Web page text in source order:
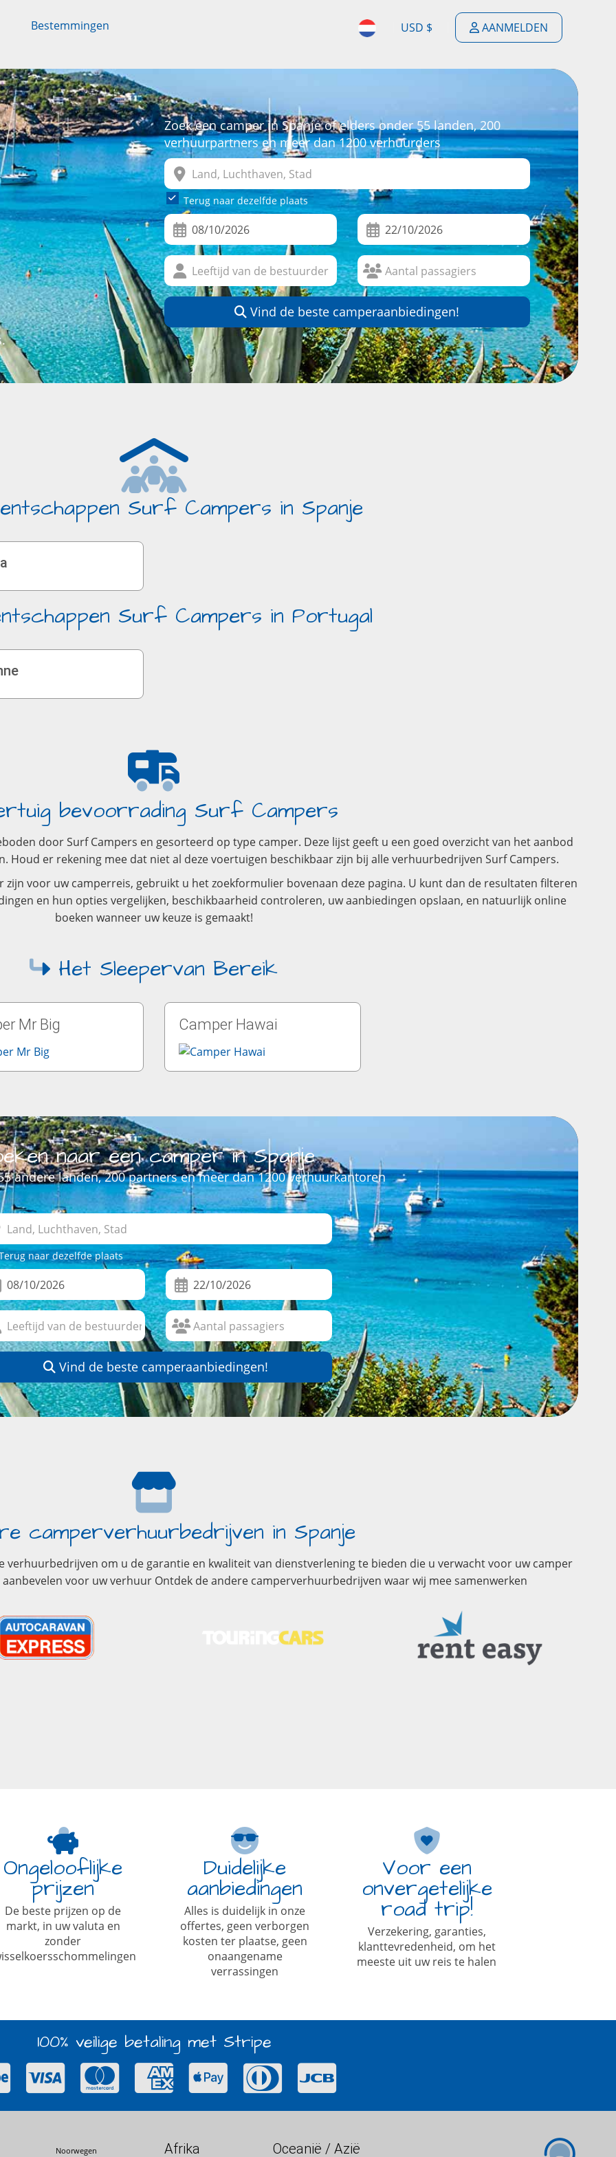
Bestemmingen
ENGLISH
DEUTSCH
FRANÇAIS
PORTUGUÊS
NEDERLANDSE
ITALIANO
USD $
$
£
€
R
AANMELDEN
Zoek een camper in Spanje of elders onder 55 landen, 200
verhuurpartners en meer dan 1200 verhuurders
Terug naar dezelfde plaats
Vind de beste camperaanbiedingen!
Surf Campers in Spanje
Surf Campers in Portugal
bevoorrading Surf Campers
door Surf Campers en gesorteerd op type camper. Deze lijst geeft u een goed overzicht van het aanbod
er rekening mee dat niet al deze voertuigen beschikbaar zijn bij alle verhuurbedrijven Surf Campers.
voor uw camperreis, gebruikt u het zoekformulier bovenaan deze pagina. U kunt dan de resultaten filteren
en hun opties vergelijken, beschikbaarheid controleren, uw aanbiedingen opslaan, en natuurlijk online
boeken wanneer uw keuze is gemaakt!
Het Sleepervan Bereik
Mr Big Camper Hawai
naar een camper in Spanje
andere landen, 200 partners en meer dan 1200 verhuurkantoren
naar dezelfde plaats
Vind de beste camperaanbiedingen!
camperverhuurbedrijven in Spanje
verhuurbedrijven om u de garantie en kwaliteit van dienstverlening te bieden die u verwacht voor uw camper
voor uw verhuur Ontdek de andere camperverhuurbedrijven waar wij mee samenwerken
Ongelooflijke
prijzen
De beste prijzen op de
markt, in uw valuta en
zonder
Duidelijke
aanbiedingen
Alles is duidelijk in onze
offertes, geen verborgen
kosten ter plaatse, geen
onaangename
verrassingen
Voor een
onvergetelijke
road trip!
Verzekering, garanties,
klanttevredenheid, om het
meeste uit uw reis te halen
100% veilige betaling met Stripe
Noorwegen
Afrika Oceanië / Azië